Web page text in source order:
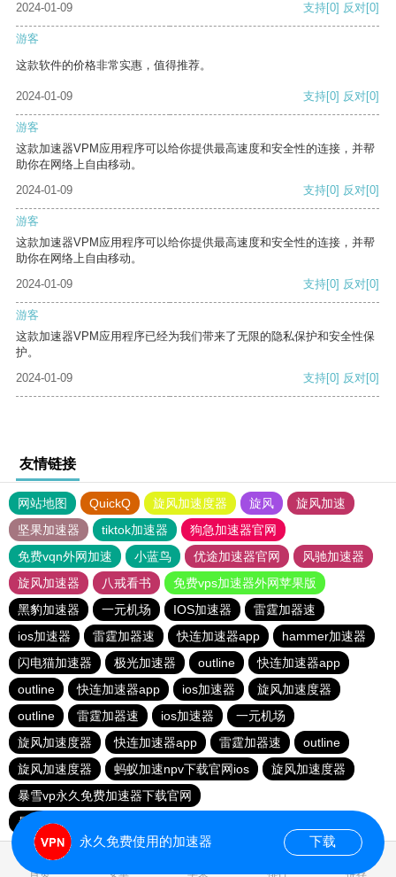
2024-01-09 支持[0] 反对[0]
游客
这款软件的价格非常实惠，值得推荐。
2024-01-09 支持[0] 反对[0]
游客
这款加速器VPM应用程序可以给你提供最高速度和安全性的连接，并帮
助你在网络上自由移动。
2024-01-09
支持[0] 反对[0]
游客
这款加速器VPM应用程序可以给你提供最高速度和安全性的连接，并帮
助你在网络上自由移动。
2024-01-09
支持[0] 反对[0]
游客
这款加速器VPM应用程序已经为我们带来了无限的隐私保护和安全性保
护。
2024-01-09
支持[0] 反对[0]
友情链接
网站地图 QuickQ 旋风加速度器 旋风
旋风加速
坚果加速器
tiktok加速器
狗急加速器官网
免费vqn外网加速
小蓝鸟 优途加速器官网
风驰加速器
旋风加速器
八戒看书
免费vps加速器外网苹果版
黑豹加速器
一元机场 IOS加速器
雷霆加器速
ios加速器
雷霆加器速 快连加速器app
hammer加速器
闪电猫加速器
极光加速器 outline
快连加速器app
outline
快连加速器app ios加速器
旋风加速度器
outline
雷霆加器速 ios加速器
一元机场
旋风加速度器
快连加速器app 雷霆加器速
outline
旋风加速度器
蚂蚁加速npv下载官网ios
旋风加速度器
暴雪vp永久免费加速器下载官网
暴雪vp永久免费加速器下载官网
首页 安卓 苹果 排行 推荐
永久免费使用的加速器 下载
1.106817s